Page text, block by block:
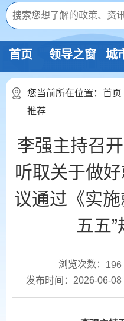
首页 领导之窗 城
您当前所在位置： 首页
推荐
李强主持召
听取关于做
议通过《实
五五
浏览次数： 196
发布时间：2026-06-08